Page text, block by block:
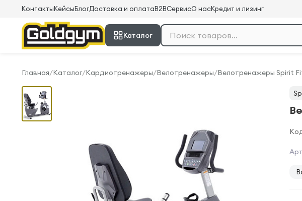
КонтактыКейсыБлогДоставка и оплатаB2BСервисО насКредит и лизинг
Каталог
Главная/Каталог/Кардиотренажеры/Велотренажеры/Велотренажеры Spirit